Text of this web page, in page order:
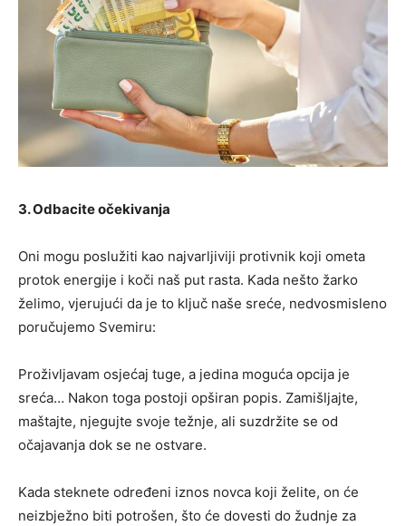
3. Odbacite očekivanja
Oni mogu poslužiti kao najvarljiviji protivnik koji ometa
protok energije i koči naš put rasta. Kada nešto žarko
želimo, vjerujući da je to ključ naše sreće, nedvosmisleno
poručujemo Svemiru:
Proživljavam osjećaj tuge, a jedina moguća opcija je
sreća… Nakon toga postoji opširan popis. Zamišljajte,
maštajte, njegujte svoje težnje, ali suzdržite se od
očajavanja dok se ne ostvare.
Kada steknete određeni iznos novca koji želite, on će
neizbježno biti potrošen, što će dovesti do žudnje za